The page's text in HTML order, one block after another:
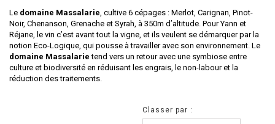
Le domaine Massalarie , cultive 6 cépages : Merlot, Carignan, Pinot-
Noir, Chenanson, Grenache et Syrah, à 350m d’altitude. Pour Yann et
Réjane, le vin c’est avant tout la vigne, et ils veulent se démarquer par la
notion Eco-Logique, qui pousse à travailler avec son environnement. Le
domaine Massalarie tend vers un retour avec une symbiose entre
culture et biodiversité en réduisant les engrais, le non-labour et la
réduction des traitements.
Classer par :